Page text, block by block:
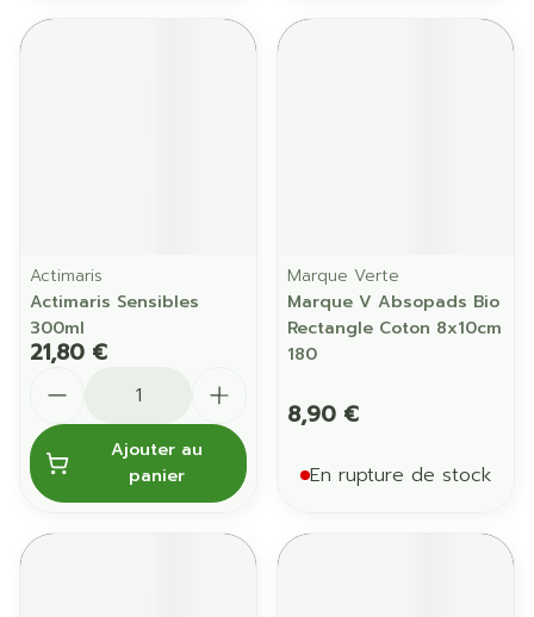
Actimaris
Actimaris Sensibles
300ml
21,80 €
Ajouter au
panier
Marque Verte
Marque V Absopads Bio
Rectangle Coton 8x10cm
180
8,90 €
En rupture de stock